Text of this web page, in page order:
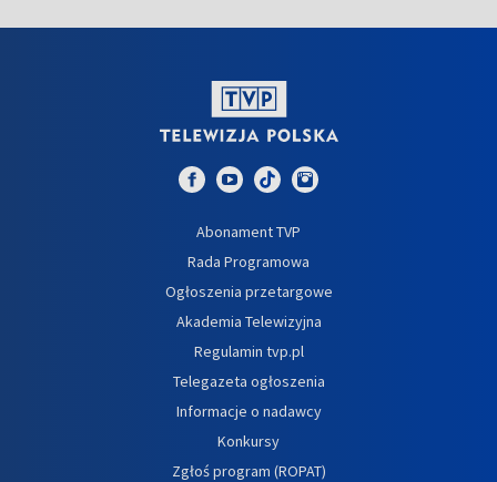
Abonament TVP
Rada Programowa
Ogłoszenia przetargowe
Akademia Telewizyjna
Regulamin tvp.pl
Telegazeta ogłoszenia
Informacje o nadawcy
Konkursy
Zgłoś program (ROPAT)